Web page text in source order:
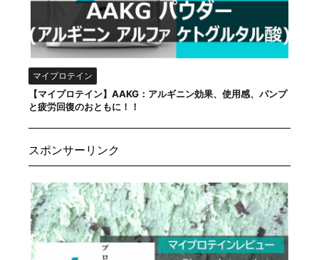
マイプロテイン
【マイプロテイン】AAKG：アルギニン効果、使用感、パンプ
と疲労回復のおともに！！
スポンサーリンク